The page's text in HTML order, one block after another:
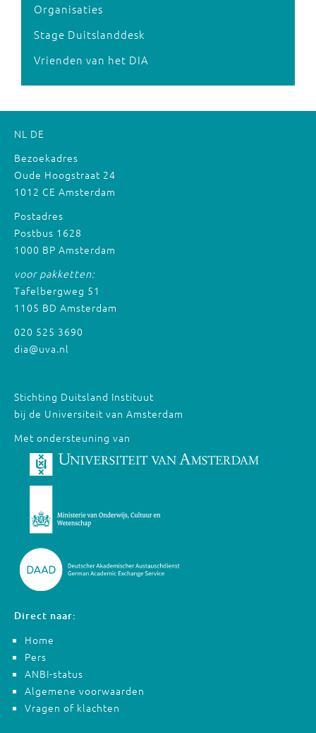
Organisaties
Stage Duitslanddesk
Vrienden van het DIA
NL DE
Bezoekadres
Oude Hoogstraat 24
1012 CE Amsterdam
Postadres
Postbus 1628
1000 BP Amsterdam
voor pakketten:
Tafelbergweg 51
1105 BD Amsterdam
020 525 3690
dia@uva.nl
Stichting Duitsland Instituut
bij de Universiteit van Amsterdam
Met ondersteuning van
Direct naar:
Home
Pers
ANBI-status
Algemene voorwaarden
Vragen of klachten